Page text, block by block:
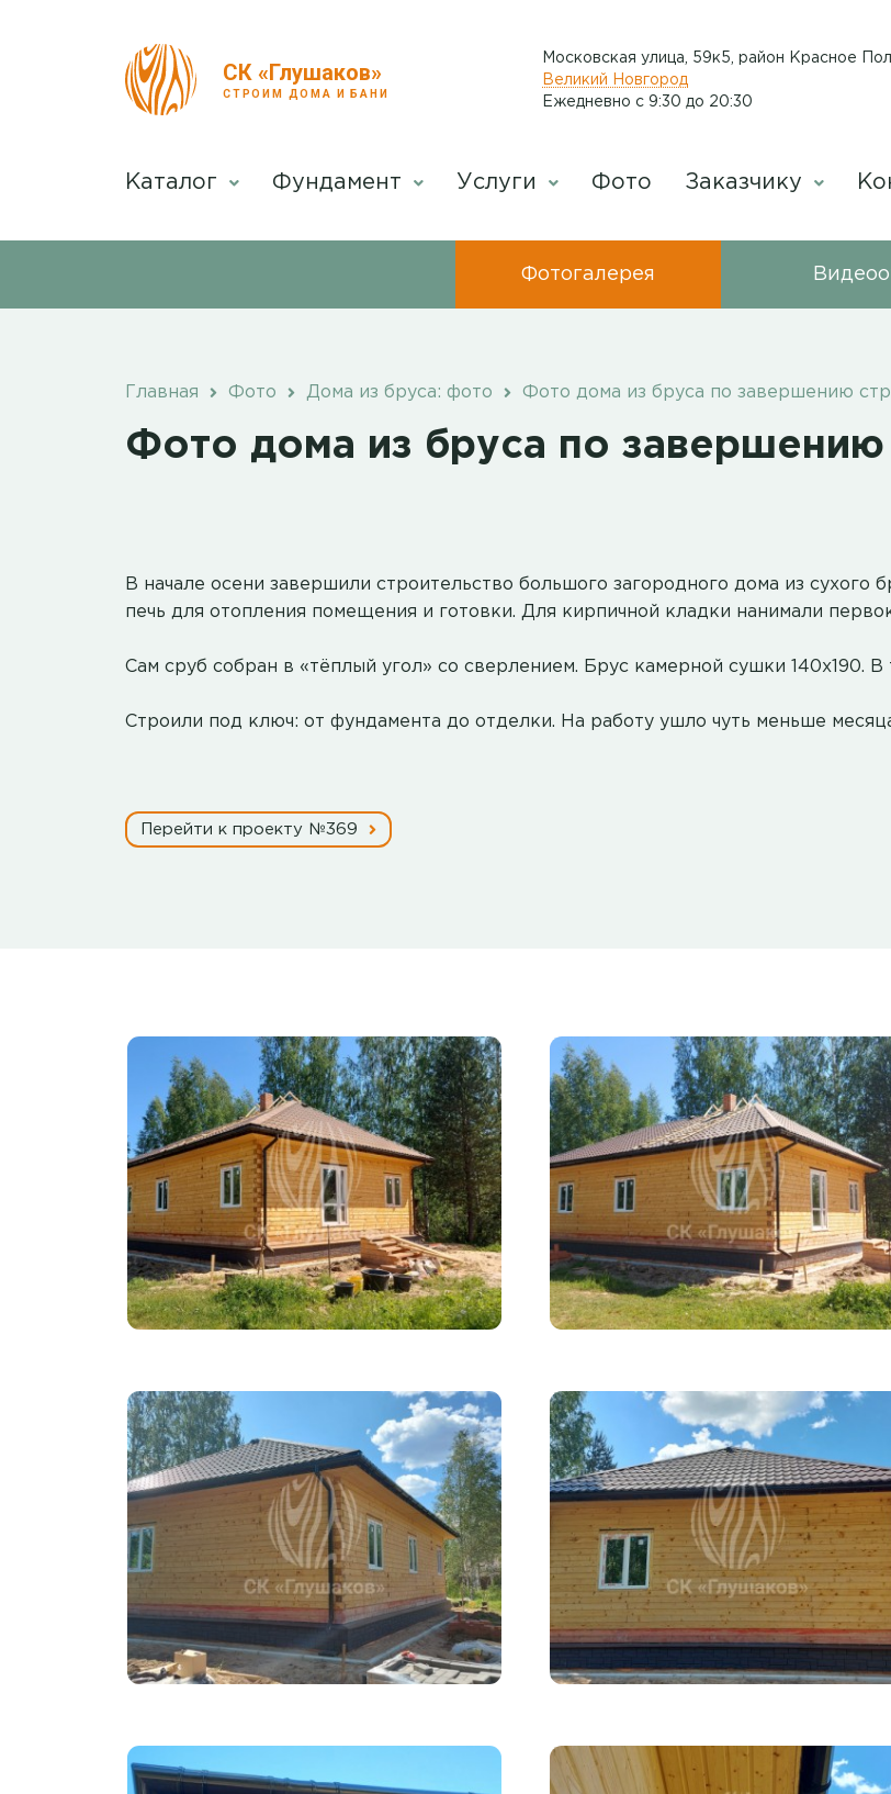
СК «Глушаков»
СТРОИМ ДОМА И БАНИ
Московская улица, 59к5, район Красное
Великий Новгород
Ежедневно с 9:30 до 20:30
Каталог Фундамент Услуги Фото Заказчику
Фотогалерея
Главная Фото Дома из бруса: фото Фото дома из бруса по завершению
Фото дома из бруса по завершению
В начале осени завершили строительство большого загородного дома из
печь для отопления помещения и готовки. Для кирпичной кладки нанимали
Сам сруб собран в «тёплый угол» со сверлением. Брус камерной сушки 140х190.
Строили под ключ: от фундамента до отделки. На работу ушло чуть меньше
Перейти к проекту №369